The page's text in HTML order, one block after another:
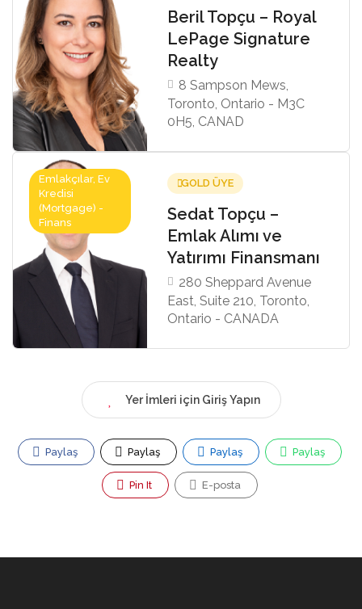
Beril Topçu – Royal
LePage Signature
Realty
8 Sampson Mews,
Toronto, Ontario - M3C
0H5, CANAD
Emlakçılar, Ev
Kredisi
(Mortgage) -
Finans
GOLD ÜYE
Sedat Topçu –
Emlak Alımı ve
Yatırımı Finansmanı
280 Sheppard Avenue
East, Suite 210, Toronto,
Ontario - CANADA
Yer İmleri için Giriş Yapın
Paylaş Paylaş Paylaş Paylaş
Pin It E-posta